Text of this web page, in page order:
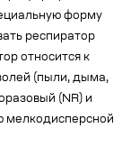
форму
респиратор
относится к
(пыли, дыма,
(NR) и
мелкодисперсной